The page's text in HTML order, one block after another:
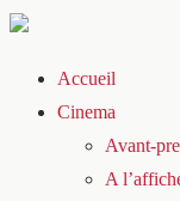
Accueil
Cinema
Avant-
A